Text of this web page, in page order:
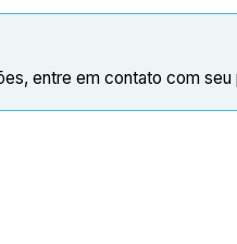
entre em contato com